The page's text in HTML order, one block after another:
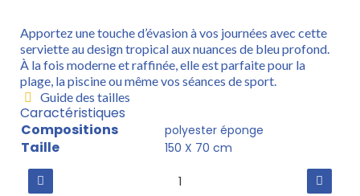
Apportez une touche d’évasion à vos journées avec cette
serviette au design tropical aux nuances de bleu profond.
À la fois moderne et raffinée, elle est parfaite pour la
plage, la piscine ou même vos séances de sport.
Guide des tailles
Caractéristiques
Compositions
polyester éponge
Taille 150 X 70 cm